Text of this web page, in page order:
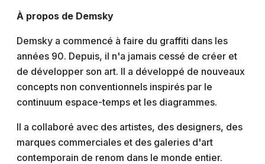
À propos de Demsky
Demsky a commencé à faire du graffiti dans les
années 90. Depuis, il n'a jamais cessé de créer et
de développer son art. Il a développé de nouveaux
concepts non conventionnels inspirés par le
continuum espace-temps et les diagrammes.
Il a collaboré avec des artistes, des designers, des
marques commerciales et des galeries d'art
contemporain de renom dans le monde entier.